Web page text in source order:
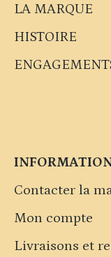
LA MARQUE
HISTOIRE
Contacter la
Mon compte
Livraisons et